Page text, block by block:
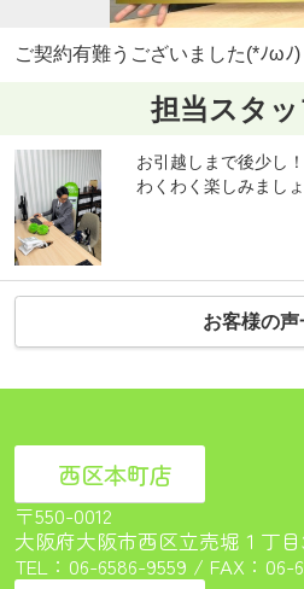
ご契約有難うございました(*ﾉωﾉ)
担当スタッ
お引越しまで後少し！
わくわく楽しみまし
お客様の声
西区本町店
〒550-0012
大阪府大阪市西区立売堀１丁
TEL： 06-6586-9559 / FAX：06-